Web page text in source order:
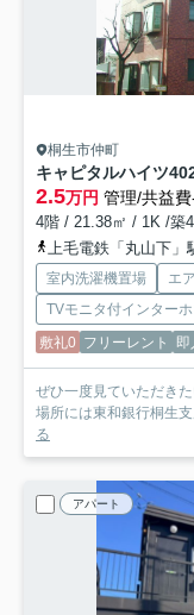
桐生市仲町
キャピタルハイツ
2.5万円 管理/共益費
4階 / 21.38㎡ / 1K /築
上毛電鉄「丸山下」
室内洗濯機置場 エ
TVモニタ付インター
敷礼0 フリーレント 即
ぜひ一度見ていただき
場所には東和銀行桐生
る
アパート